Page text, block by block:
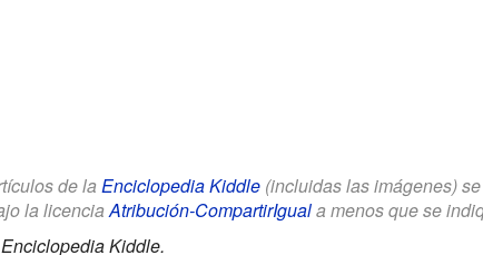
de la Enciclopedia Kiddle(incluidas las imágenes)
la licenciaAtribución-CompartirIguala menos que se
Enciclopedia Kiddle.